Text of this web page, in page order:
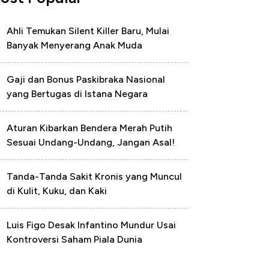
Ahli Temukan Silent Killer Baru, Mulai
Banyak Menyerang Anak Muda
Gaji dan Bonus Paskibraka Nasional
yang Bertugas di Istana Negara
Aturan Kibarkan Bendera Merah Putih
Sesuai Undang-Undang, Jangan Asal!
Tanda-Tanda Sakit Kronis yang Muncul
di Kulit, Kuku, dan Kaki
Luis Figo Desak Infantino Mundur Usai
Kontroversi Saham Piala Dunia